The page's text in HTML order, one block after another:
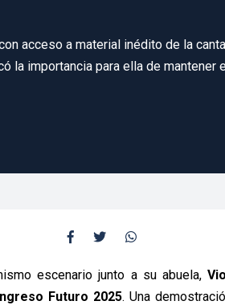
acceso a material inédito de la
la importancia para ella de mantener
escenario junto a su abuela,
Futuro 2025. Una